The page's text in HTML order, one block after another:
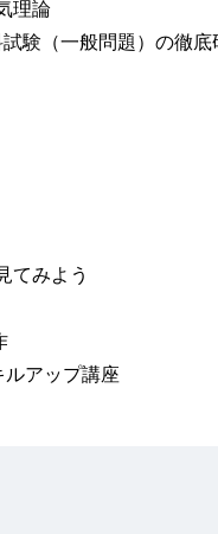
理論
験（一般問題）の徹底
てみよう
アップ講座